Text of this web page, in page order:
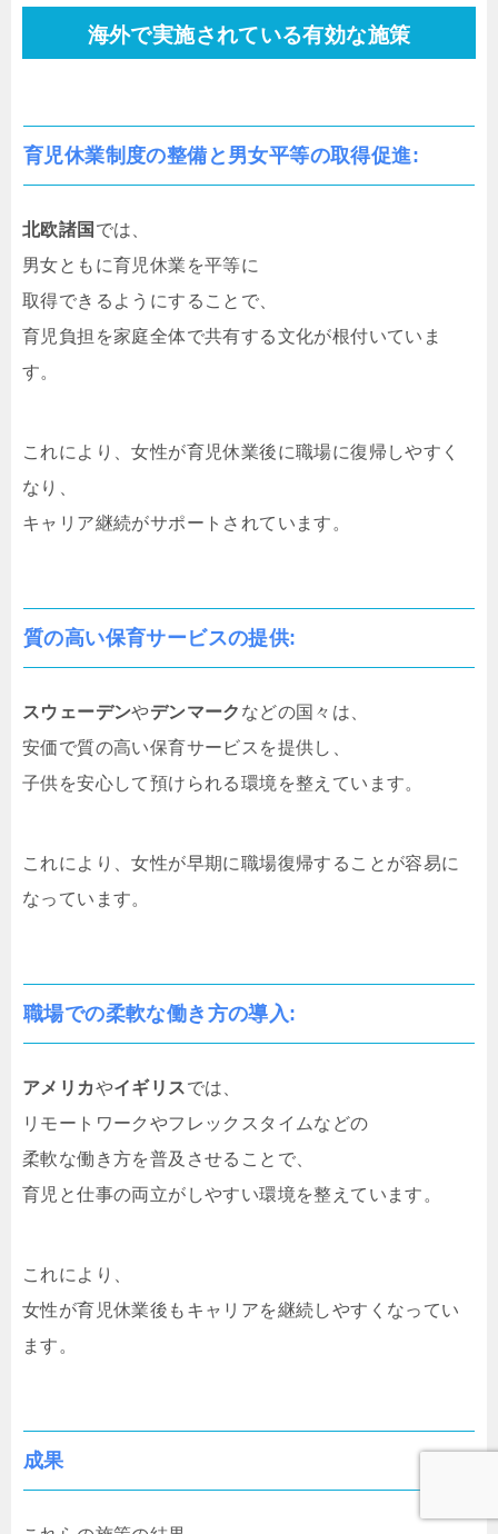
海外で実施されている有効な施策
育児休業制度の整備と男女平等の取得促進:
北欧諸国 では、
男女ともに育児休業を平等に
取得できるようにすることで、
育児負担を家庭全体で共有する文化が根付いていま
す。
これにより、女性が育児休業後に職場に復帰しやすく
なり、
キャリア継続がサポートされています。
質の高い保育サービスの提供:
スウェーデンやデンマーク などの国々は、
安価で質の高い保育サービスを提供し、
子供を安心して預けられる環境を整えています。
これにより、女性が早期に職場復帰することが容易に
なっています。
職場での柔軟な働き方の導入:
アメリカやイギリスでは、
リモートワークやフレックスタイムなどの
柔軟な働き方を普及させることで、
育児と仕事の両立がしやすい環境を整えています。
これにより、
女性が育児休業後もキャリアを継続しやすくなってい
ます。
成果